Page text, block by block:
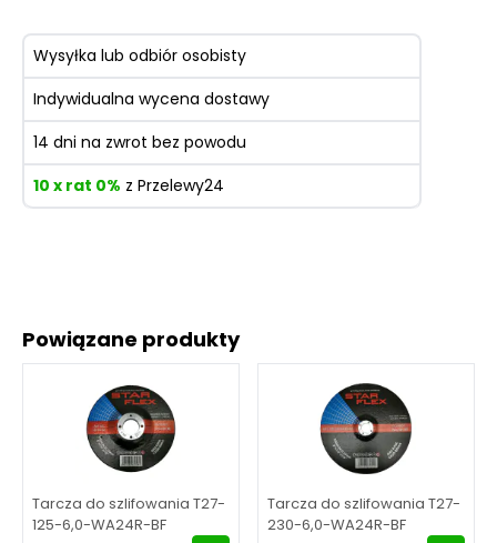
Powiązane produkty
Tarcza do szlifowania T27-
125-6,0-WA24R-BF
Tarcza do szlifowania T27-
230-6,0-WA24R-BF
Wysyłka lub odbiór osobisty
Indywidualna wycena dostawy
14 dni na zwrot bez powodu
10 x rat 0% z Przelewy24